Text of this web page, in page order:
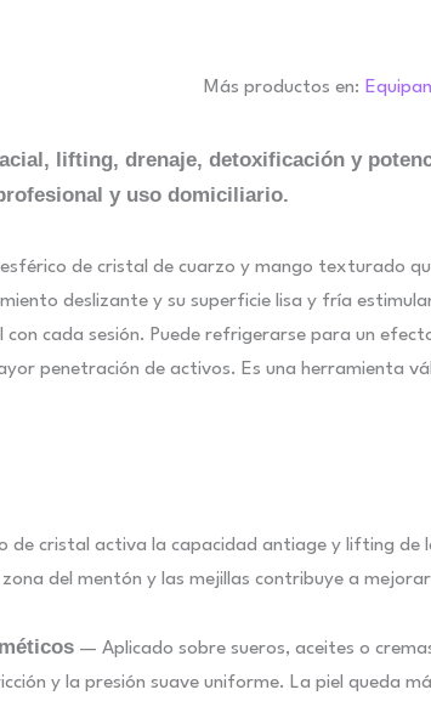
Más productos en:
lifting, drenaje, detoxificación y
y uso domiciliario.
de cristal de cuarzo y mango texturado
deslizante y su superficie lisa y fría
cada sesión. Puede refrigerarse para un
penetración de activos. Es una herramienta
de cristal activa la capacidad antiage y lifting de
del mentón y las mejillas contribuye a
— Aplicado sobre sueros, aceites o
y la presión suave uniforme. La piel queda